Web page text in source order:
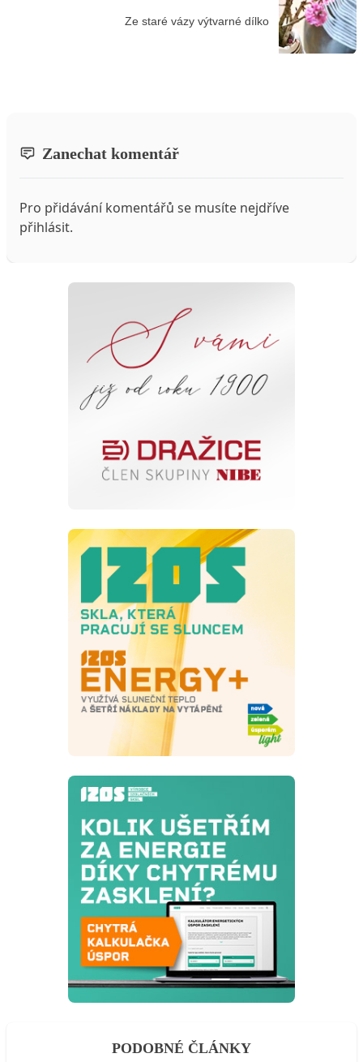
Ze staré vázy výtvarné dílko
Zanechat komentář
Pro přidávání komentářů se musíte nejdříve
přihlásit.
PODOBNÉ ČLÁNKY